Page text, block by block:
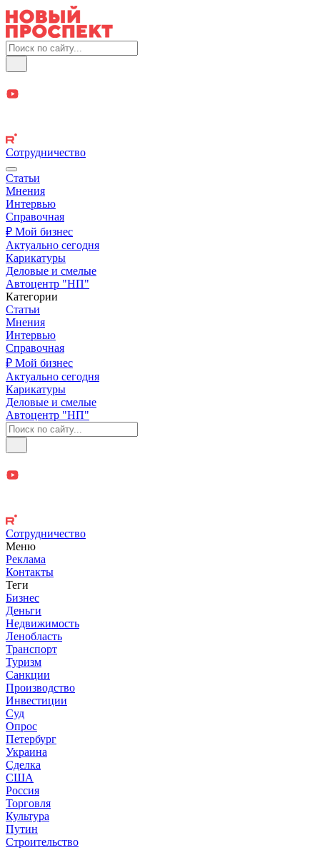
Сотрудничество
Статьи
Мнения
Интервью
Справочная
₽ Мой бизнес
Актуально сегодня
Карикатуры
Деловые и смелые
Автоцентр "НП"
Категории
Статьи
Мнения
Интервью
Справочная
₽ Мой бизнес
Актуально сегодня
Карикатуры
Деловые и смелые
Автоцентр "НП"
Сотрудничество
Меню
Реклама
Контакты
Теги
Бизнес
Деньги
Недвижимость
Ленобласть
Транспорт
Туризм
Санкции
Производство
Инвестиции
Суд
Опрос
Петербург
Украина
Сделка
США
Россия
Торговля
Культура
Путин
Строительство